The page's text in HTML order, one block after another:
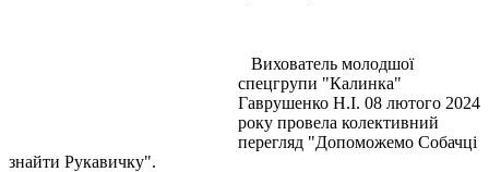
Вихователь молодшої
спецгрупи "Калинка"
Гаврушенко Н.І. 08 лютого 2024
року провела колективний
перегляд "Допоможемо Собачці
знайти Рукавичку".